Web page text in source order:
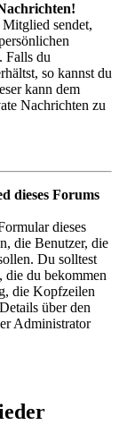
sendet,
Falls du
so kannst du
kann dem
Nachrichten zu
dieses Forums
dieses
die Benutzer, die
Du solltest
du bekommen
die Kopfzeilen
über den
Administrator